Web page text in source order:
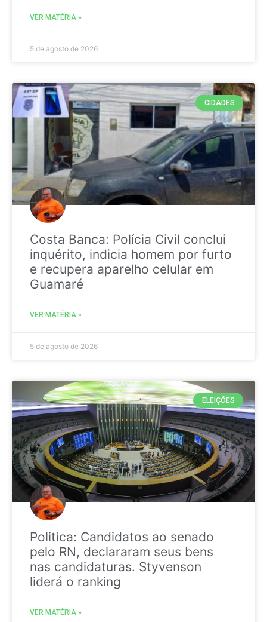
VER MATÉRIA »
5 de agosto de 2026
CIDADES
Costa Banca: Polícia Civil conclui
inquérito, indicia homem por furto
e recupera aparelho celular em
Guamaré
VER MATÉRIA »
5 de agosto de 2026
ELEIÇÕES
Politica: Candidatos ao senado
pelo RN, declararam seus bens
nas candidaturas. Styvenson
liderá o ranking
VER MATÉRIA »